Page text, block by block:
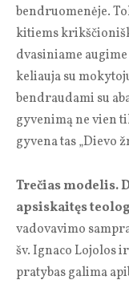
bendruomenėje.
kitiems
dvasiniame
keliauja su
bendraudami su
gyvenimą ne vien
gyvena tas „Dievo
Trečias modelis.
apsiskaitęs
vadovavimo
šv. Ignaco Lojolos
pratybas galima